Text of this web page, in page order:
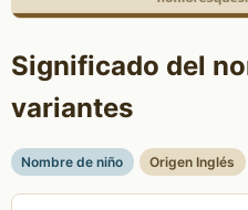
Significado del
variantes
Nombre de niño Origen Inglés